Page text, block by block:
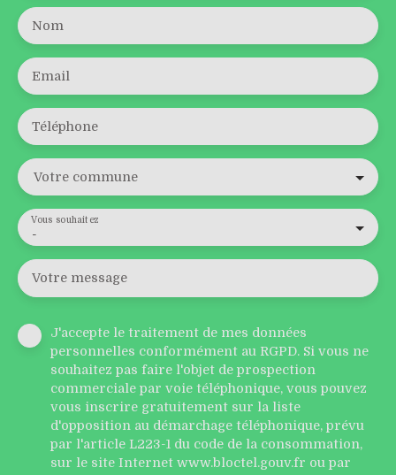
Nom
Email
Téléphone
Votre commune
-
Vous souhaitez
Votre message
J'accepte le traitement de mes données
personnelles conformément au RGPD. Si vous ne
souhaitez pas faire l'objet de prospection
commerciale par voie téléphonique, vous pouvez
vous inscrire gratuitement sur la liste
d'opposition au démarchage téléphonique, prévu
par l'article L223-1 du code de la consommation,
sur le site Internet www.bloctel.gouv.fr ou par